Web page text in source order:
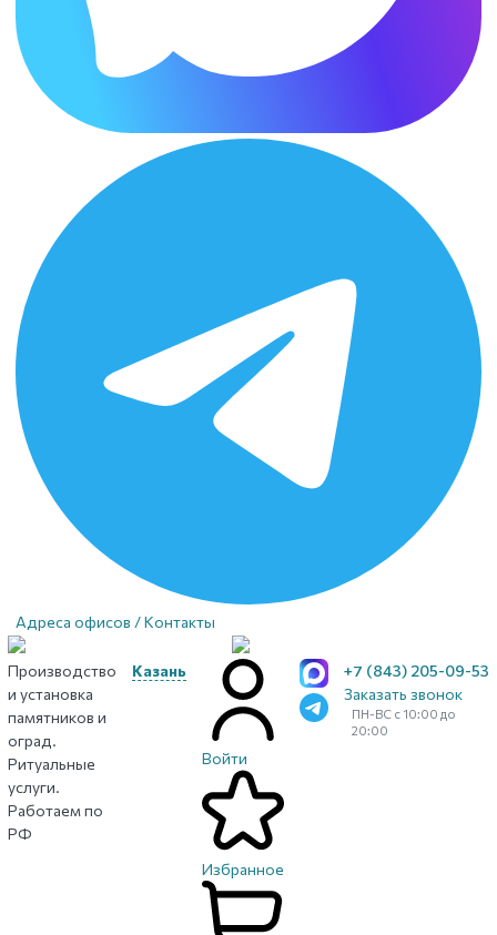
Адреса офисов / Контакты
Производство
и установка
памятников и
оград.
Ритуальные
услуги.
Работаем по
РФ
Казань
Войти
Избранное
+7 (843) 205-09-53
Заказать звонок
ПН-ВС с 10:00 до
20:00